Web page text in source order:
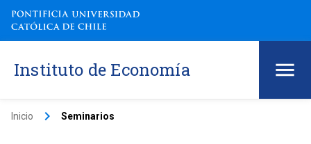
Instituto de Economía
Inicio keyboard_arrow_right Seminarios